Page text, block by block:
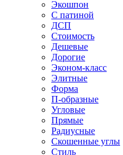
Экошпон
С патиной
ДСП
Стоимость
Дешевые
Дорогие
Эконом-класс
Элитные
Форма
П-образные
Угловые
Прямые
Радиусные
Скошенные углы
Стиль